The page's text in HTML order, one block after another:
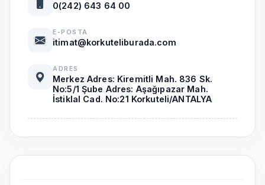
0(242) 643 64 00
E-POSTA
itimat@korkuteliburada.com
ADRES
Merkez Adres: Kiremitli Mah. 836 Sk.
No:5/1 Şube Adres: Aşağıpazar Mah.
İstiklal Cad. No:21 Korkuteli/ANTALYA